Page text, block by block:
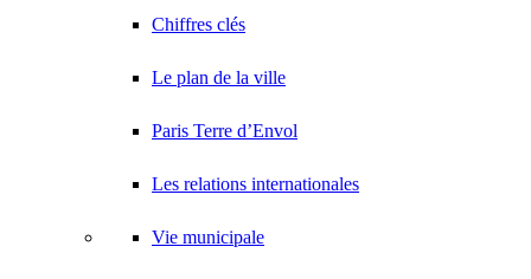
Chiffres clés
Le plan de la ville
Paris Terre d’Envol
Les relations internationales
Vie municipale